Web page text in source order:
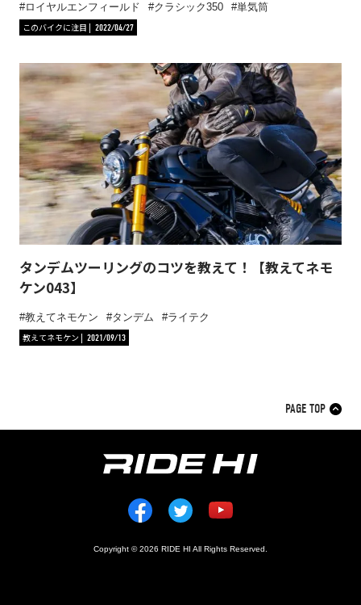
ロイヤルエンフィールド クラシック350
単気筒
このバイクに注目
2022/04/27
タンデムツーリングのコツを教えて！【教えてネモ
ケン043】
教えてネモケン タンデム
ライテク
教えてネモケン
2021/09/13
Copyright © 2026 RIDE HI All Rights Reserved.
PAGE TOP